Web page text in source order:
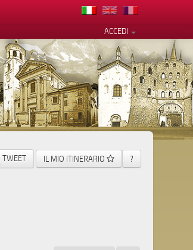
ACCEDI
TWEET IL MIO ITINERARIO ?